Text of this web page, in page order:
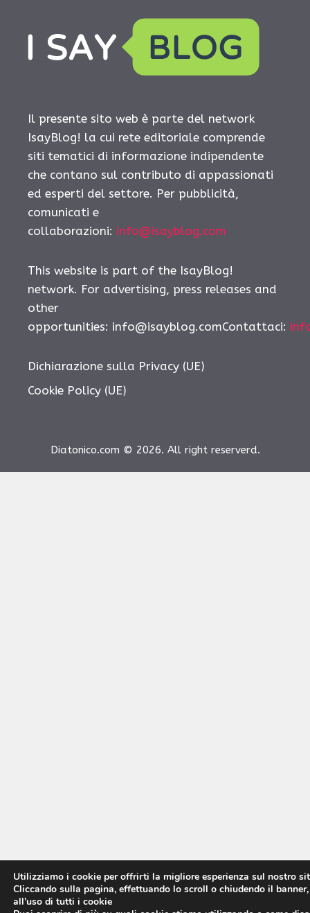
Il presente sito web è parte del network
IsayBlog! la cui rete editoriale comprende
siti tematici di informazione indipendente
che contano sul contributo di appassionati
ed esperti del settore. Per pubblicità,
comunicati e
collaborazioni: info@isayblog.com
This website is part of the IsayBlog!
network. For advertising, press releases and
other
opportunities: info@isayblog.comContattaci:
Dichiarazione sulla Privacy (UE)
Cookie Policy (UE)
Diatonico.com © 2026. All right reserverd.
Utilizziamo i cookie per offrirti la migliore esperienza sul nostro
Cliccando sulla pagina, effettuando lo scroll o chiudendo il
all’uso di tutti i cookie